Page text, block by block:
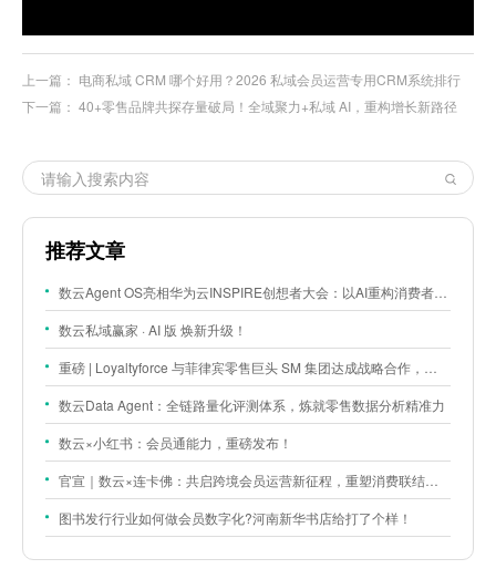
上一篇： 电商私域 CRM 哪个好用？2026 私域会员运营专用CRM系统排行
下一篇： 40+零售品牌共探存量破局！全域聚力+私域 AI，重构增长新路径
推荐文章
数云Agent OS亮相华为云INSPIRE创想者大会：以AI重构消费者运营与零售营销新范式
数云私域赢家 · AI 版 焕新升级！
重磅 | Loyaltyforce 与菲律宾零售巨头 SM 集团达成战略合作，携手开启 SMAC 会员数智化运营新征程
数云Data Agent：全链路量化评测体系，炼就零售数据分析精准力
数云×小红书：会员通能力，重磅发布！
官宣｜数云×连卡佛：共启跨境会员运营新征程，重塑消费联结新体验
图书发行行业如何做会员数字化?河南新华书店给打了个样！